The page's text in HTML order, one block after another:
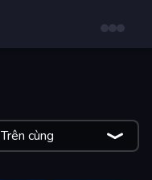
Trên cùng